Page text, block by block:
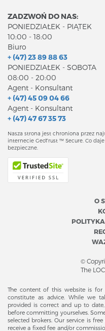
ZADZWOŃ DO NAS:
PONIEDZIAŁEK - PIĄTEK
10:00 - 18:00
Biuro
+ (47) 23 89 88 63
PONIEDZIAŁEK - SOBOTA
08:00 - 20:00
Agent - Konsultant
+ (47) 45 09 04 66
Agent - Konsultant
+ (47) 47 67 35 73
Nasza strona jest chroniona przez
internecie GeoTrust ™ Secure. Co
bezpieczne.
O
©
The
The content of this website is
constitute as advice. While we
provided is correct and up to
before committing yourselves.
selected brokers. Our service is
receive a fixed fee and/or